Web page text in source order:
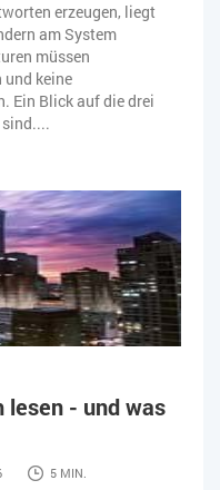
erzeugen, liegt
am System
müssen
und keine
Ein Blick auf die drei
lesen - und was
5 MIN.